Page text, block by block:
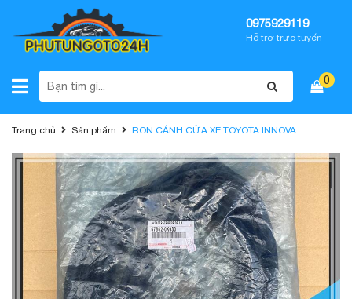
0975929119
Hỗ trợ trực tuyến
0
Trang chủ Sản phẩm RON CÁNH CỬA XE TOYOTA INNOVA